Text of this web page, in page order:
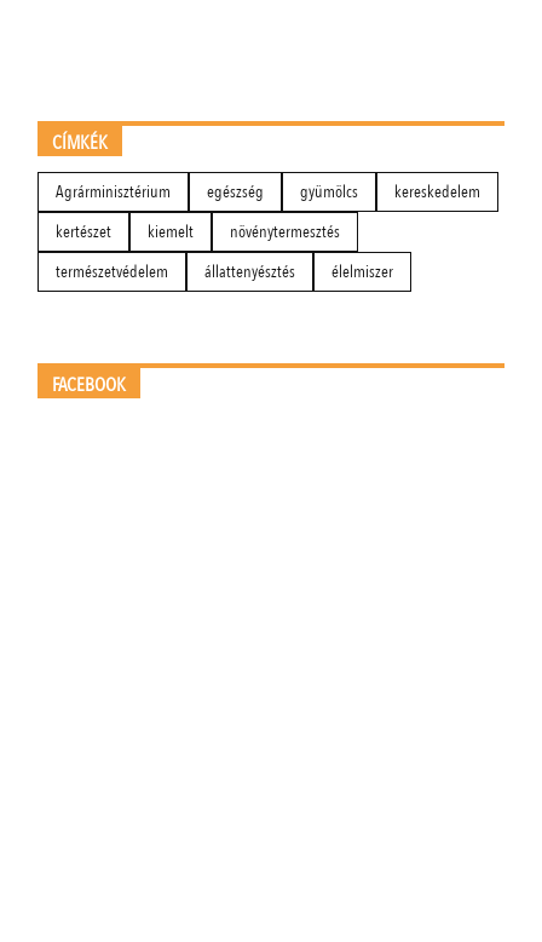
CÍMKÉK
Agrárminisztérium egészség gyümölcs
kereskedelem
kertészet
kiemelt
növénytermesztés
természetvédelem
állattenyésztés élelmiszer
FACEBOOK